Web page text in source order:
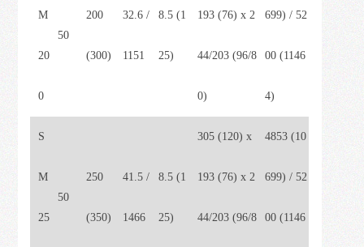
M
20
0
50
200
(300)
32.6 /
1151
8.5 (1
25)
193 (76) x 2
44/203 (96/8
0)
699) / 52
00 (1146
4)
S
M
25
50
250
(350)
41.5 /
1466
8.5 (1
25)
305 (120) x
193 (76) x 2
44/203 (96/8
4853 (10
699) / 52
00 (1146